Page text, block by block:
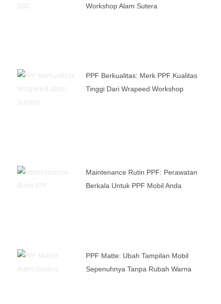
Workshop Alam Sutera
PPF Berkualitas: Merk PPF Kualitas
Tinggi Dari Wrapeed Workshop
Maintenance Rutin PPF: Perawatan
Berkala Untuk PPF Mobil Anda
PPF Matte: Ubah Tampilan Mobil
Sepenuhnya Tanpa Rubah Warna